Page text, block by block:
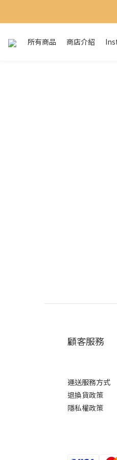
所有商品 商店介紹
顧客服務
運送服務方式
退換貨政策
隱私權政策